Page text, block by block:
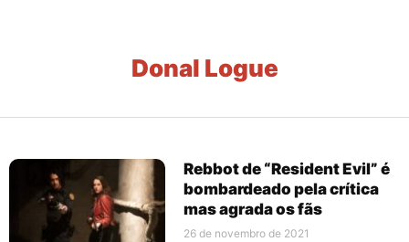
Donal Logue
Rebbot de “Resident Evil” é
bombardeado pela crítica
mas agrada os fãs
26 de novembro de 2021